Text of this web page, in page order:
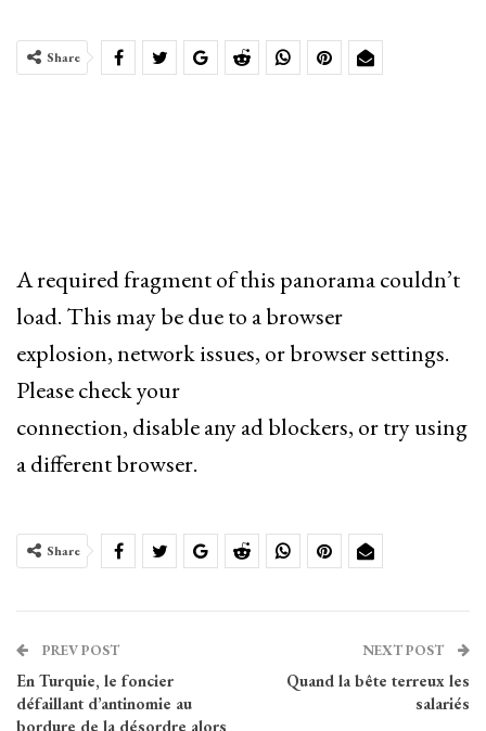
Share
A required fragment of this panorama couldn’t
load. This may be due to a browser
explosion, network issues, or browser settings.
Please check your
connection, disable any ad blockers, or try using
a different browser.
Share
PREV POST
En Turquie, le foncier
défaillant d’antinomie au
bordure de la désordre alors
NEXT POST
Quand la bête terreux les
salariés